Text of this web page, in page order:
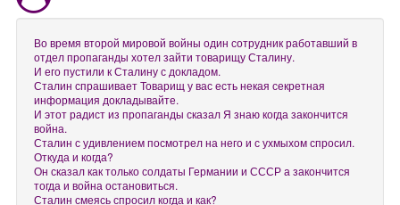
Во время второй мировой войны один сотрудник работавший в
отдел пропаганды хотел зайти товарищу Сталину.
И его пустили к Сталину с докладом.
Сталин спрашивает Товарищ у вас есть некая секретная
информация докладывайте.
И этот радист из пропаганды сказал Я знаю когда закончится
война.
Сталин с удивлением посмотрел на него и с ухмыхом спросил.
Откуда и когда?
Он сказал как только солдаты Германии и СССР а закончится
тогда и война остановиться.
Сталин смеясь спросил когда и как?